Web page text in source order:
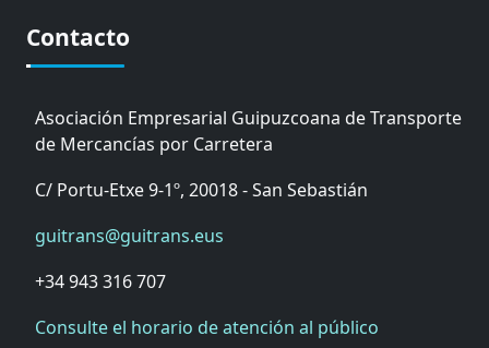
Contacto
Asociación Empresarial Guipuzcoana de Transporte
de Mercancías por Carretera
C/ Portu-Etxe 9-1º, 20018 - San Sebastián
guitrans@guitrans.eus
+34 943 316 707
Consulte el horario de atención al público